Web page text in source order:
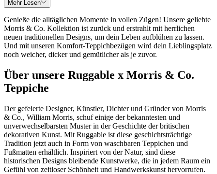
Mehr Lesen
Genieße die alltäglichen Momente in vollen Zügen! Unsere geliebte
Morris & Co. Kollektion ist zurück und erstrahlt mit herrlichen
neuen traditionellen Designs, um dein Leben aufblühen zu lassen.
Und mit unseren Komfort-Teppichbezügen wird dein Lieblingsplatz
noch weicher, dicker und gemütlicher als je zuvor.
Über unsere Ruggable x Morris & Co.
Teppiche
Der gefeierte Designer, Künstler, Dichter und Gründer von Morris
& Co., William Morris, schuf einige der bekanntesten und
unverwechselbarsten Muster in der Geschichte der britischen
dekorativen Kunst. Mit Ruggable ist diese geschichtsträchtige
Tradition jetzt auch in Form von waschbaren Teppichen und
Fußmatten erhältlich. Inspiriert von der Natur, sind diese
historischen Designs bleibende Kunstwerke, die in jedem Raum ein
Gefühl von zeitloser Schönheit und Handwerkskunst hervorrufen.